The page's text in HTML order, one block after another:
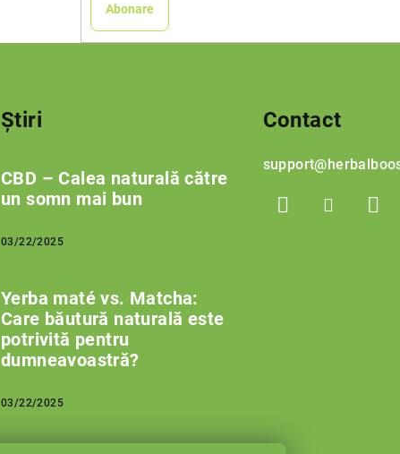
Abonare
Știri
CBD – Calea naturală către
un somn mai bun
03/22/2025
Yerba maté vs. Matcha:
Care băutură naturală este
potrivită pentru
dumneavoastră?
03/22/2025
Contact
support@